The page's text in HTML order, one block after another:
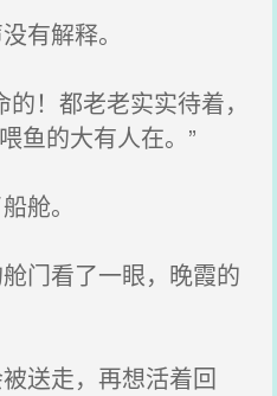
有解释。
！都老老实实待着，
鱼的大有人在。”
舱。
门看了一眼，晚霞的
送走，再想活着回